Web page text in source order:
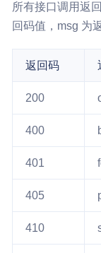
所有接口调用返
回码值，msg 为
返回码
200
400
401
405
410